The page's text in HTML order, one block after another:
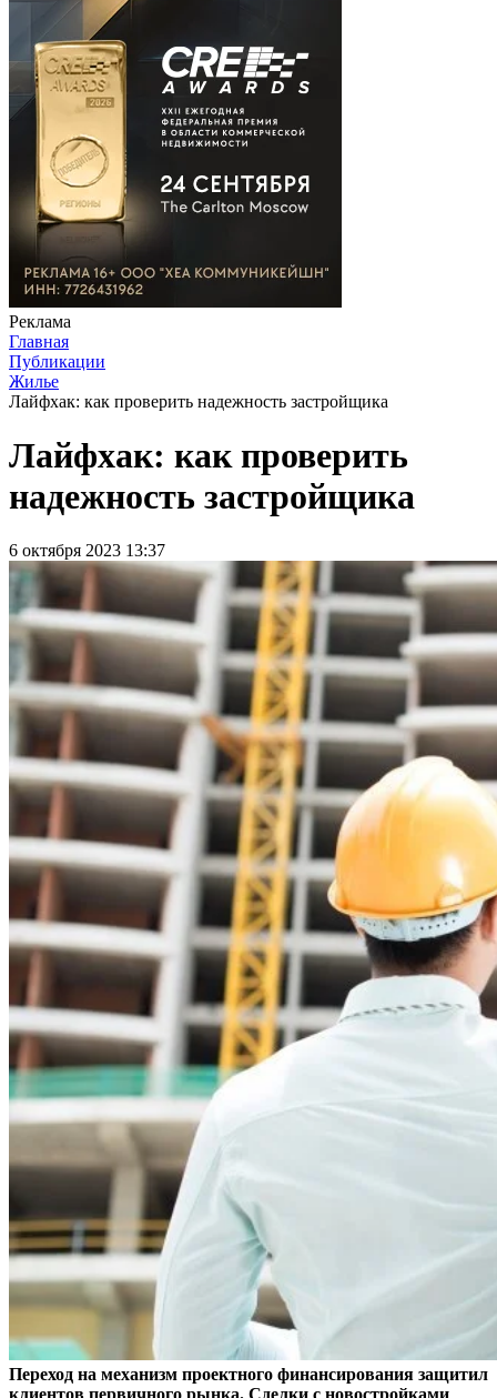
Реклама
Главная
Публикации
Жилье
Лайфхак: как проверить надежность застройщика
Лайфхак: как проверить
надежность застройщика
6 октября 2023 13:37
Переход на механизм проектного финансирования защитил